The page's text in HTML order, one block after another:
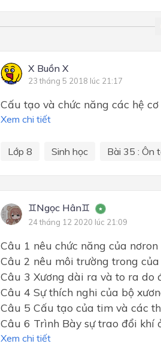
X Buồn X
23 tháng 5 2018 lúc 21:17
Cấu tạo và chức năng các hệ
Xem chi tiết
Lớp 8 Sinh học Bài 35 : Ôn
♊Ngọc Hân♊
24 tháng 12 2020 lúc 21:09
Câu 1 nêu chức năng của nơron
Câu 2 nêu môi trường trong của
Câu 3 Xương dài ra và to ra do
Câu 4 Sự thích nghi của bộ
Câu 5 Cấu tạo của tim và các
Câu 6 Trình Bày sự trao đổi khí
Xem chi tiết